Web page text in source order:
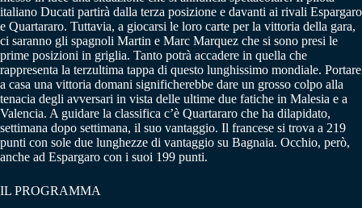
italiano Ducati partirà dalla terza posizione e davanti ai rivali Espargaro
e Quartararo. Tuttavia, a giocarsi le loro carte per la vittoria della gara,
ci saranno gli spagnoli Martin e Marc Marquez che si sono presi le
prime posizioni in griglia. Tanto potrà accadere in quella che
rappresenta la terzultima tappa di questo lunghissimo mondiale. Portare
a casa una vittoria domani significherebbe dare un grosso colpo alla
tenacia degli avversari in vista delle ultime due fatiche in Malesia e a
Valencia. A guidare la classifica c’è Quartararo che ha dilapidato,
settimana dopo settimana, il suo vantaggio. Il francese si trova a 219
punti con sole due lunghezze di vantaggio su Bagnaia. Occhio, però,
anche ad Espargaro con i suoi 199 punti.
IL PROGRAMMA